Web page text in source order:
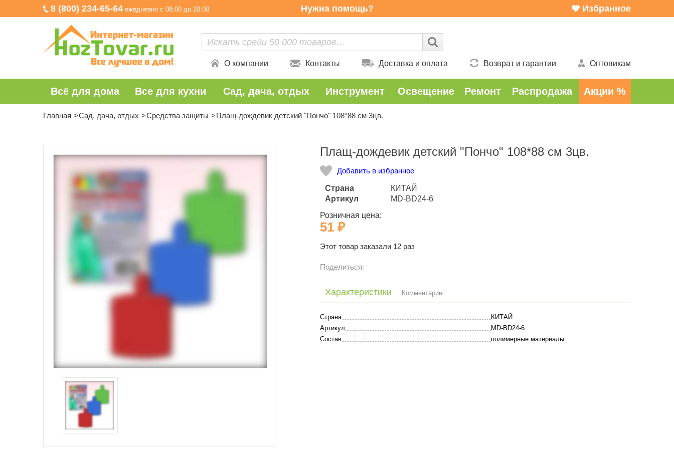
8 (800) 234-65-64 ежедневно с 08:00 до 20:00 Нужна помощь? Избранное
О компании Контакты Доставка и оплата Возврат и гарантии Оптовикам
Всё для дома Все для кухни Сад, дача, отдых Инструмент Освещение Ремонт Распродажа Акции %
Главная Сад, дача, отдых Средства защиты Плащ-дождевик детский "Пончо" 108*88 cм 3цв.
Плащ-дождевик детский "Пончо" 108*88 cм 3цв.
Добавить в избранное
Страна
КИТАЙ
Артикул
MD-BD24-6
Розничная цена:
51 ₽
Этот товар заказали 12 раз
Поделиться:
Характеристики Комментарии
Страна
КИТАЙ
Артикул
MD-BD24-6
Состав
полимерные материалы